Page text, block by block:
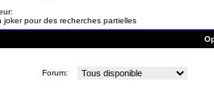
joker pour des recherches partielles
Forum: